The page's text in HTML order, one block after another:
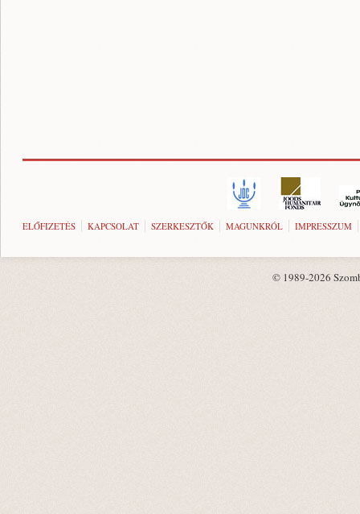
ELŐFIZETÉS KAPCSOLAT SZERKESZTŐK MAGUNKRÓL IMPRESSZUM
© 1989-2026